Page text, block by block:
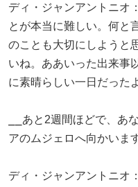
ディ・ジャンアントニオ
とが本当に難しい。何
のことも大切にしようと
いね。ああいった出来事
に素晴らしい一日だった
⎯⎯あと2週間ほどで、あ
アのムジェロへ向かいま
ディ・ジャンアントニオ